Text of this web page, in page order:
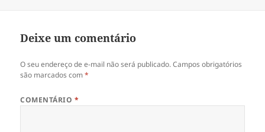
Deixe um comentário
O seu endereço de e-mail não será publicado. Campos obrigatórios
são marcados com*
COMENTÁRIO *